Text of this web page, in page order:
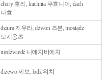
chory 호리, kuchnia 쿠흐니아, dach
다흐
dziura 지우라, dzwon 즈본, mosiądz
모시옹츠
niedźwiedź 니에치비에치
drzewo 제보, łodż 워치